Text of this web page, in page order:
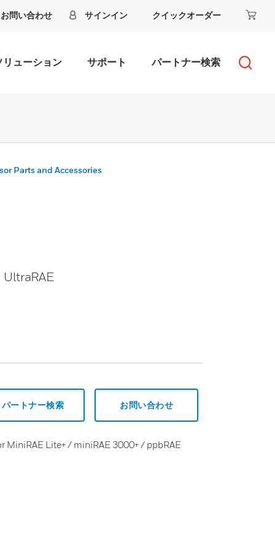
お問い合わせ サインイン クイックオーダー
リューション サポート パートナー検索
Parts and Accessories
パートナー検索 お問い合わせ
MiniRAE Lite+ / miniRAE 3000+ / ppbRAE